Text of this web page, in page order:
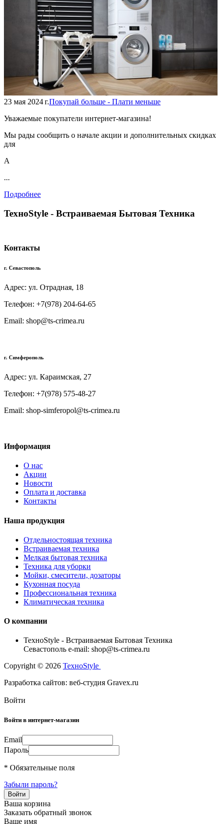
23 мая 2024 г.Покупай больше - Плати меньше
Уважаемые покупатели интернет-магазина!
Мы рады сообщить о начале акции и дополнительных скидках
для
А
...
Подробнее
TexноStyle - Встраиваемая Бытовая Техника
Контакты
г. Севастополь
Адрес: ул. Отрадная, 18
Телефон: +7(978) 204-64-65
Email: shop@ts-crimea.ru
г. Симферополь
Адрес: ул. Караимская, 27
Телефон: +7(978) 575-48-27
Email: shop-simferopol@ts-crimea.ru
Информация
О нас
Акции
Новости
Оплата и доставка
Контакты
Наша продукция
Отдельностоящая техника
Встраиваемая техника
Мелкая бытовая техника
Техника для уборки
Мойки, смесители, дозаторы
Кухонная посуда
Профессиональная техника
Климатическая техника
О компании
TexноStyle - Встраиваемая Бытовая Техника
Севастополь e-mail: shop@ts-crimea.ru
Copyright © 2026 TexноStyle
Разработка сайтов: веб-студия Gravex.ru
Войти
Войти в интернет-магазин
Email
Пароль
* Обязательные поля
Забыли пароль?
Ваша корзина
Заказать обратный звонок
Ваше имя